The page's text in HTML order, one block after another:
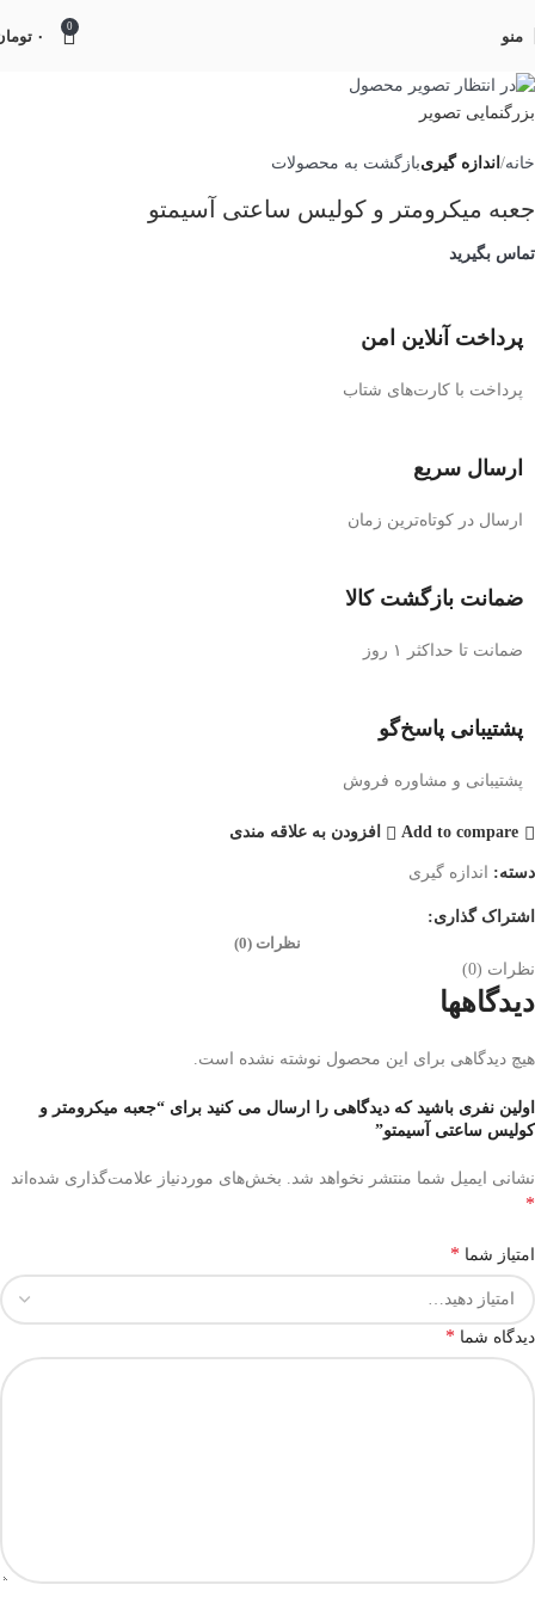
منو
0
۰
بزرگنمایی تصویر
خانه اندازه گیریبازگشت به محصولات
جعبه میکرومتر و کولیس ساعتی آسیمتو
تماس بگیرید
پرداخت آنلاین امن
پرداخت با کارت‌های شتاب
ارسال سریع
ارسال در کوتاه‌ترین زمان
ضمانت بازگشت کالا
ضمانت تا حداکثر ۱ روز
پشتیبانی پاسخ‌گو
پشتیبانی و مشاوره فروش
Add to compare افزودن به علاقه مندی
دسته: اندازه گیری
اشتراک گذاری:
نظرات (0)
نظرات (0)
دیدگاهها
هیچ دیدگاهی برای این محصول نوشته نشده است.
اولین نفری باشید که دیدگاهی را ارسال می کنید برای “جعبه میکرومتر و
کولیس ساعتی آسیمتو”
نشانی ایمیل شما منتشر نخواهد شد. بخش‌های موردنیاز علامت‌گذاری شده‌اند
*
امتیاز شما *
دیدگاه شما *